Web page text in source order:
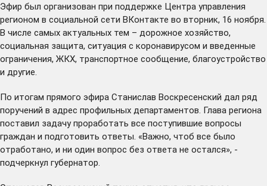
Эфир был организован при поддержке Центра управления
регионом в социальной сети ВКонтакте во вторник, 16 ноября.
В числе самых актуальных тем – дорожное хозяйство,
социальная защита, ситуация с коронавирусом и введенные
ограничения, ЖКХ, транспортное сообщение, благоустройство
и другие.
По итогам прямого эфира Станислав Воскресенский дал ряд
поручений в адрес профильных департаментов. Глава региона
поставил задачу проработать все поступившие вопросы
граждан и подготовить ответы. «Важно, чтоб все было
отработано, и ни один вопрос без ответа не остался», -
подчеркнул губернатор.